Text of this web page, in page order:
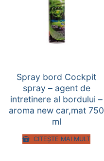
Spray bord Cockpit
spray – agent de
intretinere al bordului –
aroma new car,mat 750
ml
CITEȘTE MAI MULT